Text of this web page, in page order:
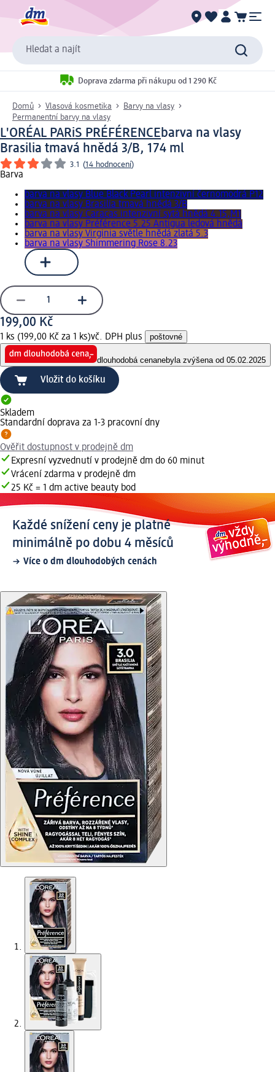
Hledat a najít
Doprava zdarma při nákupu od 1 290 Kč
Domů Vlasová kosmetika
Barvy na vlasy
Permanentní barvy na vlasy
L'ORÉAL PARiS PRÉFÉRENCEbarva na vlasy
Brasilia tmavá hnědá 3/B, 174 ml
3.1 (14 hodnocení)
Barva
barva na vlasy Blue Black Pearl intenzivní černomodrá P12
barva na vlasy Brasilia tmavá hnědá 3/B
barva na vlasy Caracas intenzivní sytá hnědá 4.15,M1
barva na vlasy Préférence 5.25 Antigua ledová hnědá
barva na vlasy Virginia světle hnědá zlatá 5.3
barva na vlasy Shimmering Rose 8.23
199,00 Kč
1 ks (199,00 Kč za 1 ks)vč. DPH plus poštovné
dlouhodobá cenanebyla zvýšena od 05.02.2025
Vložit do košíku
Skladem
Standardní doprava za 1-3 pracovní dny
Ověřit dostupnost v prodejně dm
Expresní vyzvednutí v prodejně dm do 60 minut
Vrácení zdarma v prodejně dm
25 Kč = 1 dm active beauty bod
Každé snížení ceny je platné
minimálně po dobu 4 měsíců
Více o dm dlouhodobých cenách